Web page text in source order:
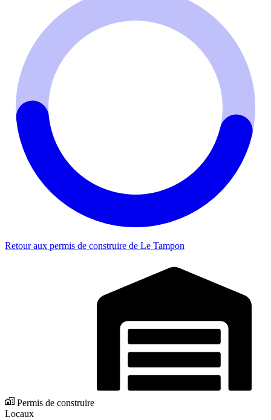
Retour aux permis de construire de Le Tampon
Permis de construire
Locaux